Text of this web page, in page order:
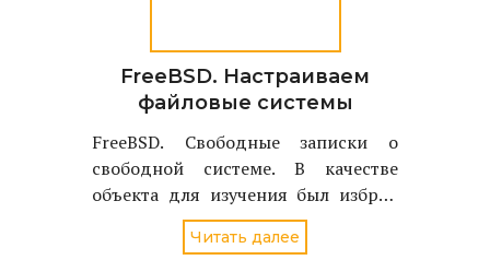
FreeBSD. Настраиваем
файловые системы
FreeBSD. Свободные записки о
свободной системе. В качестве
объекта для изучения был избран
однодисковый вариант FreeBSD
стабильной версии - 4.2
Читать далее